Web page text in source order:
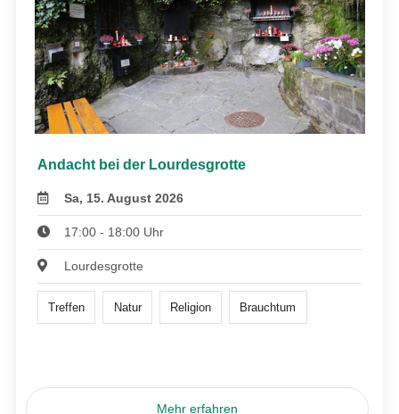
Andacht bei der Lourdesgrotte
Sa, 15. August 2026
17:00 - 18:00 Uhr
Lourdesgrotte
Treffen Natur Religion Brauchtum
Mehr erfahren